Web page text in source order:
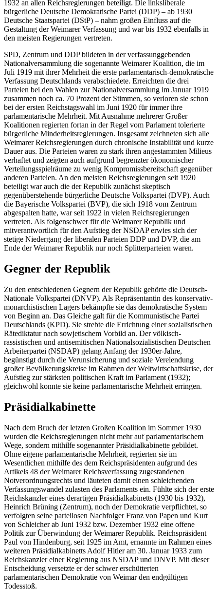
1932 an allen Reichsregierungen beteiligt. Die linksliberale
bürgerliche Deutsche Demokratische Partei (DDP) – ab 1930
Deutsche Staatspartei (DStP) – nahm großen Einfluss auf die
Gestaltung der Weimarer Verfassung und war bis 1932 ebenfalls in
den meisten Regierungen vertreten.
SPD, Zentrum und DDP bildeten in der verfassunggebenden
Nationalversammlung die sogenannte Weimarer Koalition, die im
Juli 1919 mit ihrer Mehrheit die erste parlamentarisch-demokratische
Verfassung Deutschlands verabschiedete. Erreichten die drei
Parteien bei den Wahlen zur Nationalversammlung im Januar 1919
zusammen noch ca. 70 Prozent der Stimmen, so verloren sie schon
bei der ersten Reichstagswahl im Juni 1920 für immer ihre
parlamentarische Mehrheit. Mit Ausnahme mehrerer Großer
Koalitionen regierten fortan in der Regel vom Parlament tolerierte
bürgerliche Minderheitsregierungen. Insgesamt zeichneten sich alle
Weimarer Reichsregierungen durch chronische Instabilität und kurze
Dauer aus. Die Parteien waren zu stark ihren angestammten Milieus
verhaftet und zeigten auch aufgrund begrenzter ökonomischer
Verteilungsspielräume zu wenig Kompromissbereitschaft gegenüber
anderen Parteien. An den meisten Reichsregierungen seit 1920
beteiligt war auch die der Republik zunächst skeptisch
gegenüberstehende bürgerliche Deutsche Volkspartei (DVP). Auch
die Bayerische Volkspartei (BVP), die sich 1918 vom Zentrum
abgespalten hatte, war seit 1922 in vielen Reichsregierungen
vertreten. Als folgenschwer für die Weimarer Republik und
mitverantwortlich für den Aufstieg der NSDAP erwies sich der
stetige Niedergang der liberalen Parteien DDP und DVP, die am
Ende der Weimarer Republik nur noch Splitterparteien waren.
Gegner der Republik
Zu den entschiedenen Gegnern der Republik gehörte die Deutsch-
Nationale Volkspartei (DNVP). Als Repräsentantin des konservativ-
monarchistischen Lagers bekämpfte sie das demokratische System
von Beginn an. Das Gleiche galt für die Kommunistische Partei
Deutschlands (KPD). Sie strebte die Errichtung einer sozialistischen
Rätediktatur nach sowjetischem Vorbild an. Der völkisch-
rassistischen und antisemitischen Nationalsozialistischen Deutschen
Arbeiterpartei (NSDAP) gelang Anfang der 1930er-Jahre,
begünstigt durch die Verunsicherung und soziale Verelendung
großer Bevölkerungskreise im Rahmen der Weltwirtschaftskrise, der
Aufstieg zur stärksten politischen Kraft im Parlament (1932);
gleichwohl konnte sie keine parlamentarische Mehrheit erringen.
Präsidialkabinette
Nach dem Bruch der letzten Großen Koalition im Sommer 1930
wurden die Reichsregierungen nicht mehr auf parlamentarischem
Wege, sondern mithilfe sogenannter Präsidialkabinette gebildet.
Ohne eigene parlamentarische Mehrheit, regierten sie im
Wesentlichen mithilfe des dem Reichspräsidenten aufgrund des
Artikels 48 der Weimarer Reichsverfassung zugestandenen
Notverordnungsrechts und läuteten damit einen schleichenden
Verfassungswandel zulasten des Parlaments ein. Fühlte sich der erste
Reichskanzler eines derartigen Präsidialkabinetts (1930 bis 1932),
Heinrich Brüning (Zentrum), noch der Demokratie verpflichtet, so
verfolgten seine parteilosen Nachfolger Franz von Papen und Kurt
von Schleicher ab Juni 1932 bzw. Dezember 1932 eine offene
Politik zur Überwindung der Weimarer Republik. Reichspräsident
Paul von Hindenburg, seit 1925 im Amt, ernannte im Rahmen eines
weiteren Präsidialkabinetts Adolf Hitler am 30. Januar 1933 zum
Reichskanzler einer Regierung aus NSDAP und DNVP. Mit dieser
Entscheidung versetzte er der schwer erschütterten
parlamentarischen Demokratie von Weimar den endgültigen
Todesstoß.